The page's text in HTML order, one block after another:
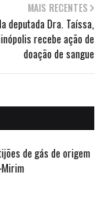
MAIS RECENTES
deputada Dra. Taíssa,
recebe ação de
doação de sangue
de gás de origem